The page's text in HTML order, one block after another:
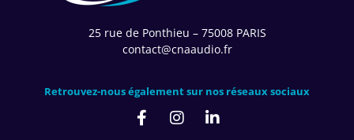
25 rue de Ponthieu – 75008 PARIS
contact@cnaaudio.fr
Retrouvez-nous également sur nos réseaux sociaux